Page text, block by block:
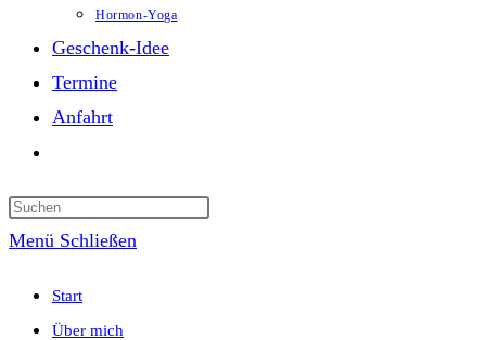
Hormon-Yoga
Geschenk-Idee
Termine
Anfahrt
umschalten
Press
Menü Schließen
Start
Über mich